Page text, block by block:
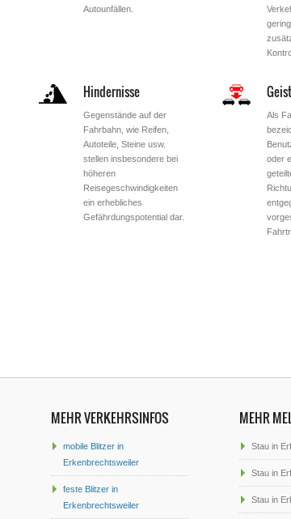
Autounfällen.
Hindernisse
Gegenstände auf der
Fahrbahn, wie Reifen,
Autoteile, Steine usw.
stellen insbesondere bei
höheren
Reisegeschwindigkeiten
ein erhebliches
Gefährdungspotential dar.
Als
oder
MEHR VERKEHRSINFOS
mobile Blitzer in
Erkenbrechtsweiler
feste Blitzer in
Erkenbrechtsweiler
MEHR
Stau in
Stau in
Stau in